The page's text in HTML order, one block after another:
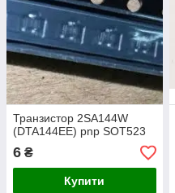
Транзистор 2SA144W
(DTA144EE) pnp SOT523
6 ₴
Купити